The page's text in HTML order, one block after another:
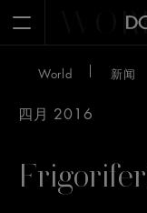
Open Menu
World 新闻
四月 2016